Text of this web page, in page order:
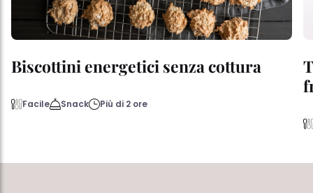
Biscottini energetici senza cottura
Facile Snack Più di 2 ore